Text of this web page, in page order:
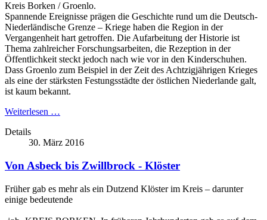
Kreis Borken / Groenlo.
Spannende Ereignisse prägen die Geschichte rund um die Deutsch-
Niederländische Grenze – Kriege haben die Region in der
Vergangenheit hart getroffen. Die Aufarbeitung der Historie ist
Thema zahlreicher Forschungsarbeiten, die Rezeption in der
Öffentlichkeit steckt jedoch nach wie vor in den Kinderschuhen.
Dass Groenlo zum Beispiel in der Zeit des Achtzigjährigen Krieges
als eine der stärksten Festungsstädte der östlichen Niederlande galt,
ist kaum bekannt.
Weiterlesen …
Details
30. März 2016
Von Asbeck bis Zwillbrock - Klöster
Früher gab es mehr als ein Dutzend Klöster im Kreis – darunter
einige bedeutende